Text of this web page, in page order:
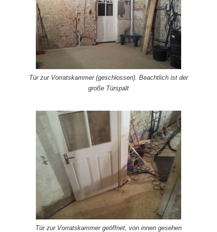
Tür zur Vorratskammer (geschlossen). Beachtlich ist der
große Türspalt
Tür zur Vorratskammer geöffnet, von innen gesehen